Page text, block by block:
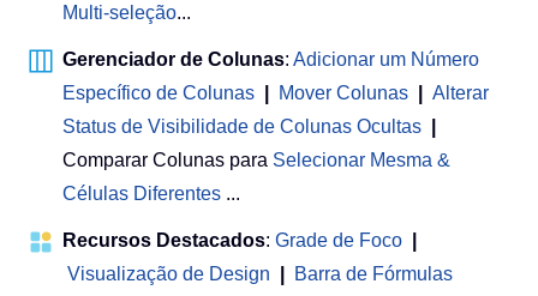
Multi-seleção...
Gerenciador de Colunas: Adicionar um Número
Específico de Colunas
Mover Colunas
Alterar
Status de Visibilidade de Colunas Ocultas
Comparar Colunas para Selecionar Mesma &
Células Diferentes ...
Recursos Destacados: Grade de Foco
Visualização de Design
Barra de Fórmulas